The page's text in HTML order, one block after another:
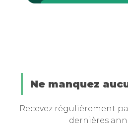
Ne manquez
Recevez régulièrement
dernières